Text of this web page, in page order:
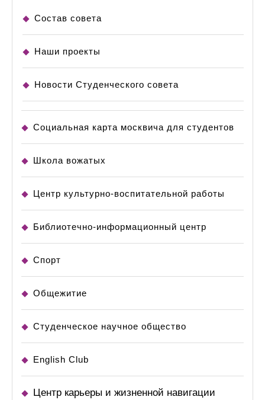
Состав совета
Наши проекты
Новости Студенческого совета
Социальная карта москвича для студентов
Школа вожатых
Центр культурно-воспитательной работы
Библиотечно-информационный центр
Спорт
Общежитие
Студенческое научное общество
English Club
Центр карьеры и жизненной навигации